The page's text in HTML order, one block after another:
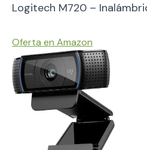
Logitech M720 –
Oferta en Amazon